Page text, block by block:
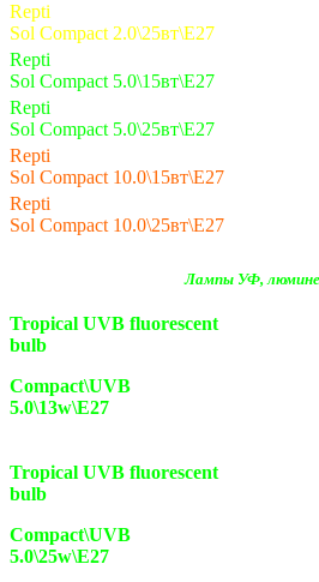
Repti
Sol Compact 2.0\25вт\Е27
Repti
Sol Compact 5.0\15вт\Е27
Repti
Sol Compact 5.0\25вт\Е27
Repti
Sol Compact 10.0\15вт\Е27
Repti
Sol Compact 10.0\25вт\Е27
Лампы УФ,
Tropical UVB fluorescent
bulb
Compact\UVB
5.0\13w\E27
Tropical UVB fluorescent
bulb
Compact\UVB
5.0\25w\E27